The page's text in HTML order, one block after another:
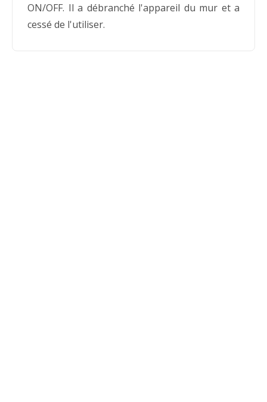
ON/OFF. Il a débranché l'appareil du mur et a
cessé de l'utiliser.